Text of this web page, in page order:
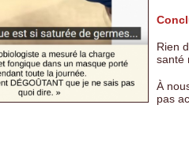
Rien
santé
À
pas